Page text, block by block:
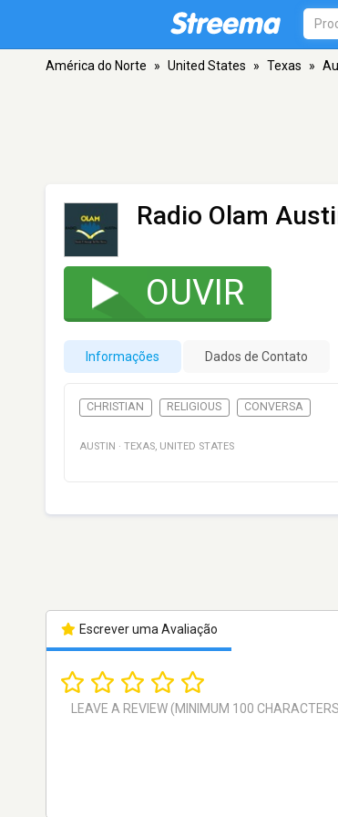
América do Norte » United States » Texas »
Radio Olam
OUVIR
Informações Dados de Contato
CHRISTIAN RELIGIOUS CONVERSA
AUSTIN · TEXAS, UNITED STATES
Escrever uma Avaliação